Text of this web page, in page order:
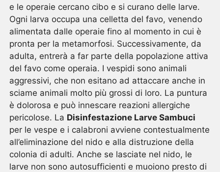
e le operaie cercano cibo e si curano delle larve.
Ogni larva occupa una celletta del favo, venendo
alimentata dalle operaie fino al momento in cui è
pronta per la metamorfosi. Successivamente, da
adulta, entrerà a far parte della popolazione attiva
del favo come operaia. I vespidi sono animali
aggressivi, che non esitano ad attaccare anche in
sciame animali molto più grossi di loro. La puntura
è dolorosa e può innescare reazioni allergiche
pericolose. La Disinfestazione Larve Sambuci
per le vespe e i calabroni avviene contestualmente
all’eliminazione del nido e alla distruzione della
colonia di adulti. Anche se lasciate nel nido, le
larve non sono autosufficienti e muoiono presto di